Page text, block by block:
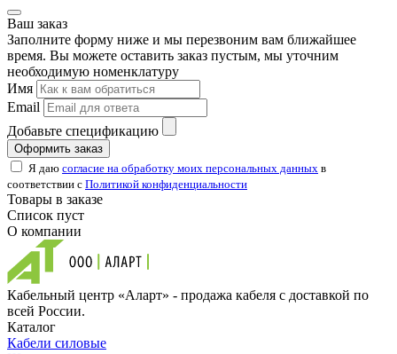
Ваш заказ
Заполните форму ниже и мы перезвоним вам ближайшее
время. Вы можете оставить заказ пустым, мы уточним
необходимую номенклатуру
Имя
Email
Добавьте спецификацию
Оформить заказ
Я даю согласие на обработку моих персональных данных в
соответствии с Политикой конфиденциальности
Товары в заказе
Список пуст
О компании
Кабельный центр «Аларт» - продажа кабеля с доставкой по
всей России.
Каталог
Кабели силовые